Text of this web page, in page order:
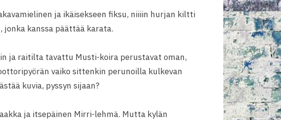
ja ikäisekseen fiksu, niiiin hurjan kiltti
jonka kanssa päättää karata.
ja raitilta tavattu Musti-koira perustavat oman,
vaiko sittenkin perunoilla kulkevan
kuvia, pyssyn sijaan?
ja itsepäinen Mirri-lehmä. Mutta kylän